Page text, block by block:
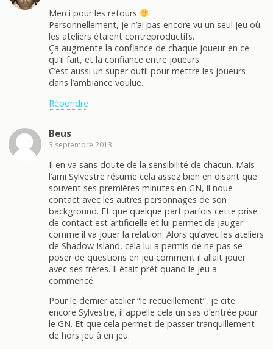
Merci pour les retours
Personnellement, je n’ai pas encore vu un seul jeu où
les ateliers étaient contreproductifs.
Ça augmente la confiance de chaque joueur en ce
qu’il fait, et la confiance entre joueurs.
C’est aussi un super outil pour mettre les joueurs
dans l’ambiance voulue.
Répondre
Beus
3 septembre 2013
Il en va sans doute de la sensibilité de chacun. Mais
l’ami Sylvestre résume cela assez bien en disant que
souvent ses premières minutes en GN, il noue
contact avec les autres personnages de son
background. Et que quelque part parfois cette prise
de contact est artificielle et lui permet de jauger
comme il va jouer la relation. Alors qu’avec les ateliers
de Shadow Island, cela lui a permis de ne pas se
poser de questions en jeu comment il allait jouer
avec ses frères. Il était prêt quand le jeu a
commencé.
Pour le dernier atelier “le recueillement”, je cite
encore Sylvestre, il appelle cela un sas d’entrée pour
le GN. Et que cela permet de passer tranquillement
de hors jeu à en jeu.